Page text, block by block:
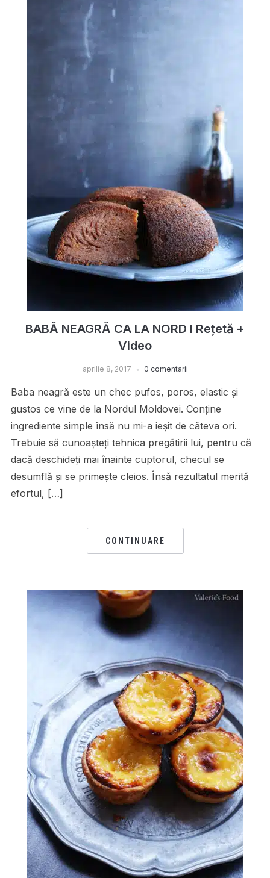
BABĂ NEAGRĂ CA LA NORD I Rețetă +
Video
aprilie 8, 2017 0 comentarii
Baba neagră este un chec pufos, poros, elastic și
gustos ce vine de la Nordul Moldovei. Conține
ingrediente simple însă nu mi-a ieșit de câteva ori.
Trebuie să cunoașteți tehnica pregătirii lui, pentru că
dacă deschideți mai înainte cuptorul, checul se
desumflă și se primește cleios. Însă rezultatul merită
efortul, […]
CONTINUARE